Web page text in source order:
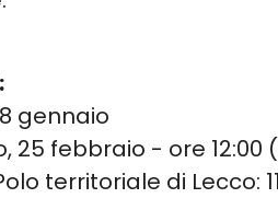
gennaio
25 febbraio - ore 12:00
territoriale di Lecco: 11